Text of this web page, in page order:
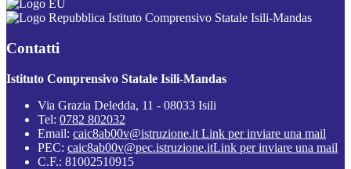
Istituto Comprensivo Statale Isili-Mandas
Contatti
Istituto Comprensivo Statale Isili-Mandas
Via Grazia Deledda, 11 - 08033 Isili
Tel: 0782 802032
Email: caic8ab00v@istruzione.it Link per inviare una mail
PEC: caic8ab00v@pec.istruzione.itLink per inviare una mail
C.F.: 81002510915